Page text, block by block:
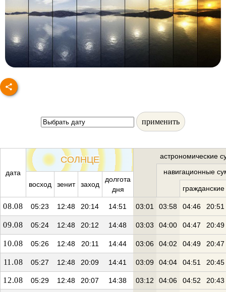
применить
дата
СОЛНЦЕ
астрономические
навигационные
восход
зенит заход
долгота
дня
гражданские
08.08 05:23 12:48 20:14 14:51 03:01 03:58 04:46 20:51
09.08 05:24 12:48 20:12 14:48 03:03 04:00 04:47 20:49
10.08 05:26 12:48 20:11 14:44 03:06 04:02 04:49 20:47
11.08 05:27 12:48 20:09 14:41 03:09 04:04 04:51 20:45
12.08 05:29 12:48 20:07 14:38 03:12 04:06 04:52 20:43